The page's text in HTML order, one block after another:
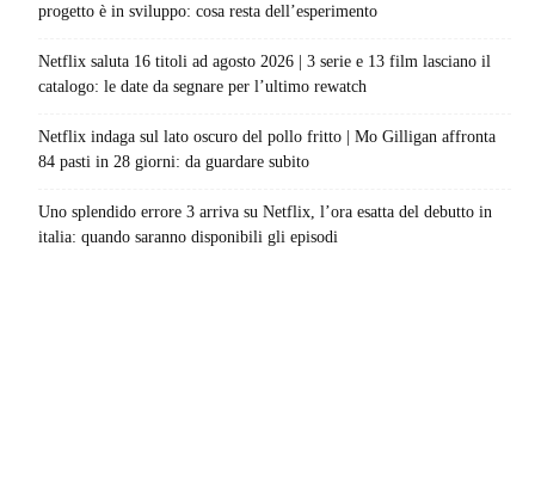
progetto è in sviluppo: cosa resta dell’esperimento
Netflix saluta 16 titoli ad agosto 2026 | 3 serie e 13 film lasciano il
catalogo: le date da segnare per l’ultimo rewatch
Netflix indaga sul lato oscuro del pollo fritto | Mo Gilligan affronta
84 pasti in 28 giorni: da guardare subito
Uno splendido errore 3 arriva su Netflix, l’ora esatta del debutto in
italia: quando saranno disponibili gli episodi